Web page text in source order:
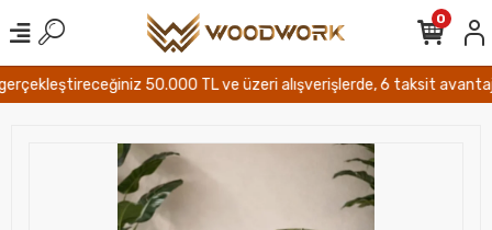
50.000 TL ve üzeri alışverişlerde, 6 taksit avantajı
0